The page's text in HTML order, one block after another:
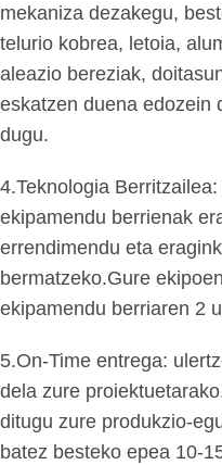
mekaniza dezakegu,
telurio kobrea, letoia,
aleazio bereziak,
eskatzen duena edozein
dugu.
4.Teknologia
ekipamendu berrienak
errendimendu eta
bermatzeko.Gure
ekipamendu berriaren 2
5.On-Time entrega:
dela zure
ditugu zure produkzio-
batez besteko epea 10-